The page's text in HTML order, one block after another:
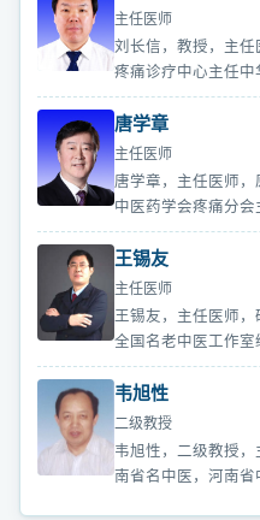
主任医师
刘长信，教授，主
疼痛诊疗中心主任
唐学章
主任医师
唐学章，主任医师
中医药学会疼痛分
王锡友
主任医师
王锡友，主任医师
全国名老中医工作
韦旭性
二级教授
韦旭性，二级教授
南省名中医，河南